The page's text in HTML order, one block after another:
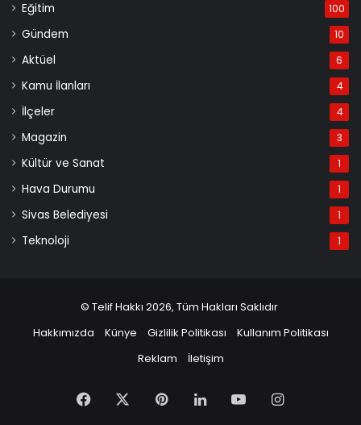
Eğitim 100
Gündem 10
Aktüel 6
Kamu İlanları 4
İlçeler 4
Magazin 3
Kültür ve Sanat 1
Hava Durumu 1
Sivas Belediyesi 1
Teknoloji 1
© Telif Hakkı 2026, Tüm Hakları Saklıdır
Hakkımızda
Künye Gizlilik Politikası
Kullanım Politikası
Reklam
İletişim
Facebook PinterestLinkedInYouTubeInstagram